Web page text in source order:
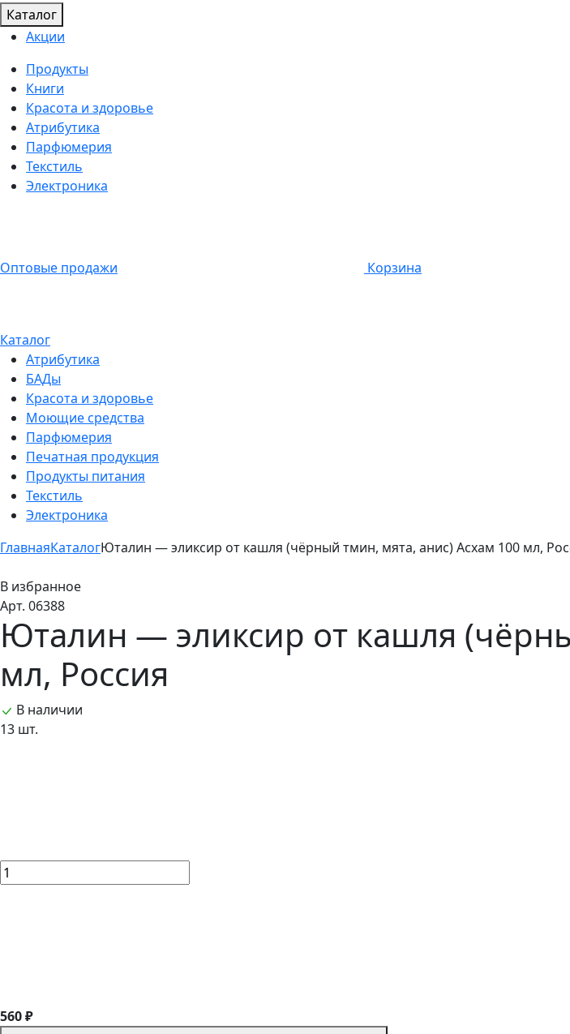
Каталог
Акции
Продукты
Книги
Красота и здоровье
Атрибутика
Парфюмерия
Текстиль
Электроника
Оптовые продажи Корзина
Каталог
Атрибутика
БАДы
Красота и здоровье
Моющие средства
Парфюмерия
Печатная продукция
Продукты питания
Текстиль
Электроника
ГлавнаяКаталогЮталин — эликсир от кашля (чёрный тмин, мята, анис) Асхам 100 мл,
В избранное
Арт. 06388
Юталин — эликсир от кашля
мл, Россия
В наличии
13 шт.
560 ₽